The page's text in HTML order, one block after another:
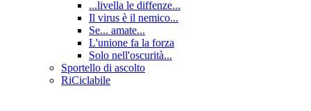
...livella le diffenze...
Il virus è il nemico...
Se... amate...
L'unione fa la forza
Solo nell'oscurità...
Sportello di ascolto
RiCiclabile